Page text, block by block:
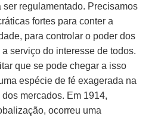
regulamentado. Precisamos
fortes para conter a
para controlar o poder dos
serviço do interesse de todos.
que se pode chegar a isso
espécie de fé exagerada na
mercados. Em 1914,
ocorreu uma